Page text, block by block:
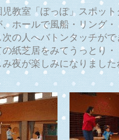
教室「ぽっぽ」スポッ
ホールで風船・リング
の人へバトンタッチが
紙芝居をみてうっとり・
夜が楽しみになりました